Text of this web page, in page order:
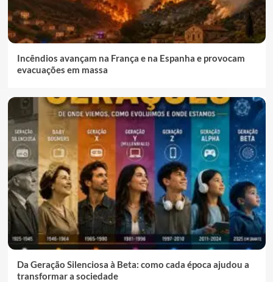
Incêndios avançam na França e na Espanha e provocam
evacuações em massa
Da Geração Silenciosa à Beta: como cada época ajudou a
transformar a sociedade